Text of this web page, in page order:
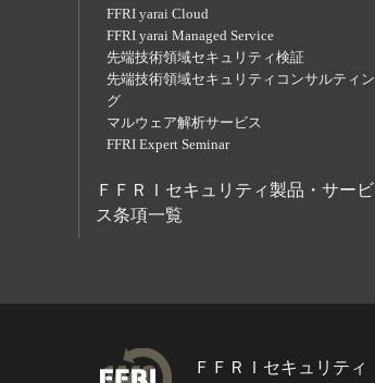
FFRI yarai Cloud
FFRI yarai Managed Service
先端技術領域セキュリティ検証
先端技術領域セキュリティコンサルティン
グ
マルウェア解析サービス
FFRI Expert Seminar
ＦＦＲＩセキュリティ製品・サービ
ス条項一覧
ＦＦＲＩセキュリティ